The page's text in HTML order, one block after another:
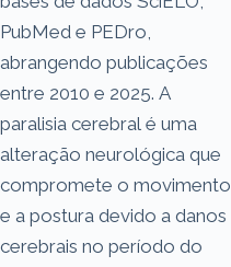
PubMed e PEDro,
abrangendo publicações
entre 2010 e 2025. A
paralisia cerebral é uma
alteração neurológica que
compromete o movimento
e a postura devido a danos
cerebrais no período do